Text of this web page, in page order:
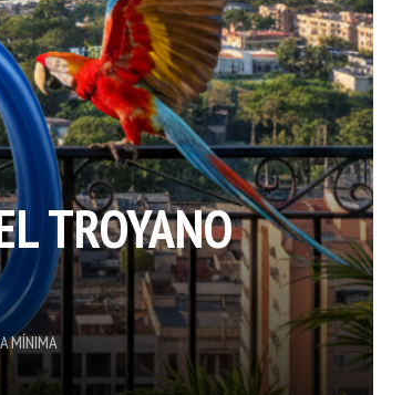
TROYANO
MÍNIMA